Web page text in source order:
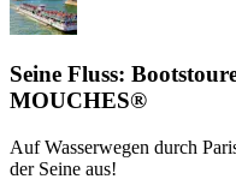
Seine Fluss:
MOUCHES®
Auf Wasserwegen durch
der Seine aus!